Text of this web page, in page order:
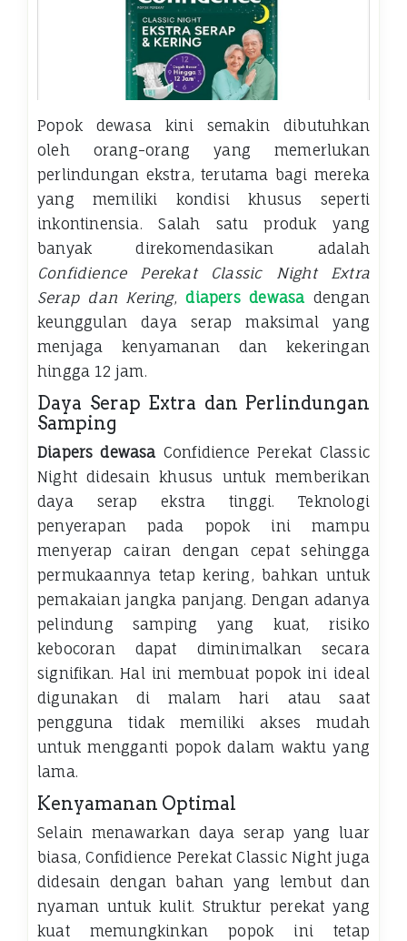
Popok dewasa kini semakin dibutuhkan
oleh orang-orang yang memerlukan
perlindungan ekstra, terutama bagi mereka
yang memiliki kondisi khusus seperti
inkontinensia. Salah satu produk yang
banyak direkomendasikan adalah
Confidience Perekat Classic Night Extra
Serap dan Kering,diapers dewasa dengan
keunggulan daya serap maksimal yang
menjaga kenyamanan dan kekeringan
hingga 12 jam.
Daya Serap Extra dan Perlindungan
Samping
Diapers dewasa Confidience Perekat Classic
Night didesain khusus untuk memberikan
daya serap ekstra tinggi. Teknologi
penyerapan pada popok ini mampu
menyerap cairan dengan cepat sehingga
permukaannya tetap kering, bahkan untuk
pemakaian jangka panjang. Dengan adanya
pelindung samping yang kuat, risiko
kebocoran dapat diminimalkan secara
signifikan. Hal ini membuat popok ini ideal
digunakan di malam hari atau saat
pengguna tidak memiliki akses mudah
untuk mengganti popok dalam waktu yang
lama.
Kenyamanan Optimal
Selain menawarkan daya serap yang luar
biasa, Confidience Perekat Classic Night juga
didesain dengan bahan yang lembut dan
nyaman untuk kulit. Struktur perekat yang
kuat memungkinkan popok ini tetap